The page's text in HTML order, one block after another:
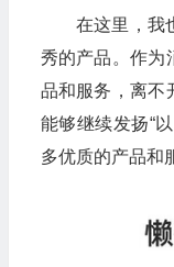
在这里，我
秀的产品。作为
品和服务，离不
能够继续发扬“
多优质的产品和